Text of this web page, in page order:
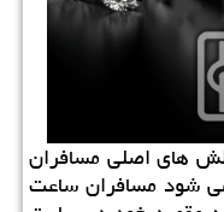
های اصلی مسافران
شود مسافران ساعت